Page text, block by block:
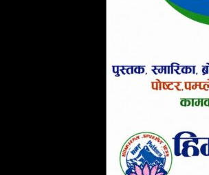
उत्साहित
०%